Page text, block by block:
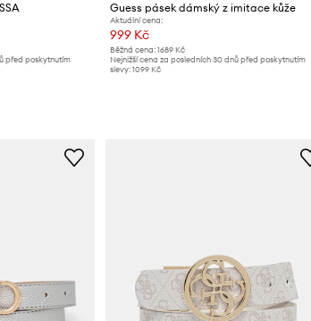
před poskytnutím
Guess pásek dámský z imitace kůže
Aktuální cena:
999 Kč
Běžná cena: 1689 Kč
Nejnižší cena za posledních 30 dnů před poskytnutím
slevy: 1099 Kč